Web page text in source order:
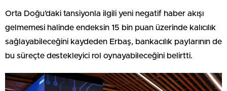
Orta Doğu’daki tansiyonla ilgili yeni negatif haber akışı
gelmemesi halinde endeksin 15 bin puan üzerinde kalıcılık
sağlayabileceğini kaydeden Erbaş, bankacılık paylarının de
bu süreçte destekleyici rol oynayabileceğini belirtti.